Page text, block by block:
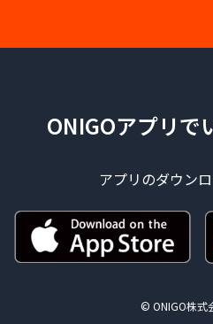
ONIGOアプリで
アプリのダウン
© ONIGO株式